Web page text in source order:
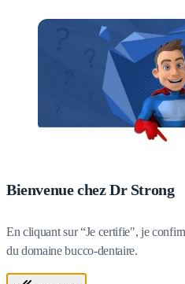
Bienvenue chez Dr Strong
En cliquant sur “Je certifie", je
du domaine bucco-dentaire.